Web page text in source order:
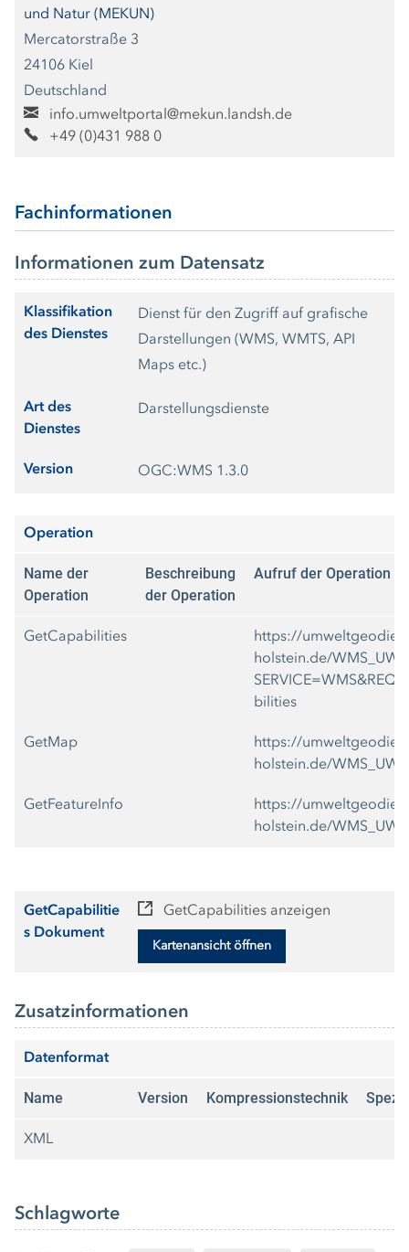
und Natur (MEKUN)
Mercatorstraße 3
24106 Kiel
Deutschland
info.umweltportal@mekun.landsh.de
+49 (0)431 988 0
Fachinformationen
Informationen zum Datensatz
Klassifikation
des Dienstes
Dienst für den Zugriff auf grafische
Darstellungen (WMS, WMTS, API
Maps etc.)
Art des
Dienstes
Darstellungsdienste
Version OGC:WMS 1.3.0
Operation
Name der
Operation
Beschreibung
der Operation
Aufruf der Operation
GetCapabilities
https://
holstein.de/
bilities
GetMap
https://
holstein.de/
GetFeatureInfo
https://
holstein.de/
GetCapabilitie
s Dokument
GetCapabilities anzeigen
Kartenansicht öffnen
Zusatzinformationen
Datenformat
Name Version Kompressionstechnik
XML
Schlagworte